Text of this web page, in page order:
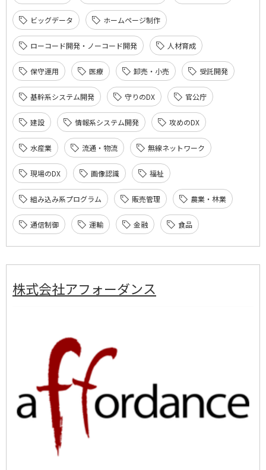
ビッグデータ ホームページ制作
ローコード開発・ノーコード開発 人材育成
保守運用 医療 卸売・小売 受託開発
基幹系システム開発 守りのDX 官公庁
建設 情報系システム開発 攻めのDX
水産業 流通・物流 無線ネットワーク
現場のDX 画像認識 福祉
組み込み系プログラム 販売管理 農業・林業
通信制御 運輸 金融 食品
株式会社アフォーダンス